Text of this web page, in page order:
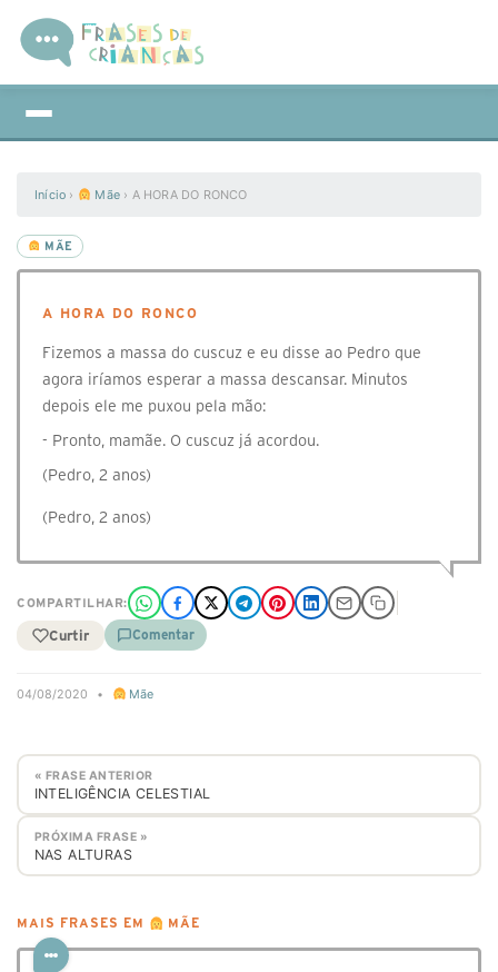
Início › Mãe › A HORA DO RONCO
MÃE
A HORA DO RONCO
Fizemos a massa do cuscuz e eu disse ao Pedro que
agora iríamos esperar a massa descansar. Minutos
depois ele me puxou pela mão:
- Pronto, mamãe. O cuscuz já acordou.
(Pedro, 2 anos)⠀
(Pedro, 2 anos)
COMPARTILHAR:
Curtir Comentar
04/08/2020 • Mãe
« FRASE ANTERIOR
INTELIGÊNCIA CELESTIAL
PRÓXIMA FRASE »
NAS ALTURAS
MAIS FRASES EM MÃE